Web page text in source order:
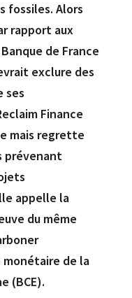
fossiles. Alors
rapport aux
de France
exclure des
ses
Finance
mais regrette
prévenant
appelle la
du même
de la
(BCE).